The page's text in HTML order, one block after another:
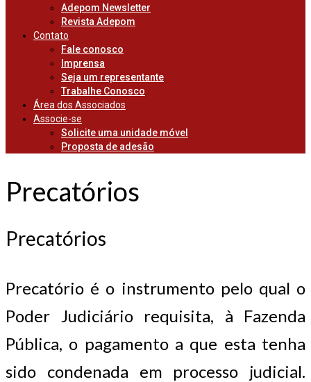
Adepom Newsletter
Revista Adepom
Contato
Fale conosco
Imprensa
Seja um representante
Trabalhe Conosco
Área dos Associados
Associe-se
Solicite uma unidade móvel
Proposta de adesão
Precatórios
Precatórios
Precatório é o instrumento pelo qual o
Poder Judiciário requisita, à Fazenda
Pública, o pagamento a que esta tenha
sido condenada em processo judicial.